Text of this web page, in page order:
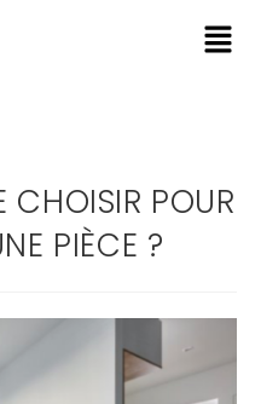
CHOISIR POUR
PIÈCE ?